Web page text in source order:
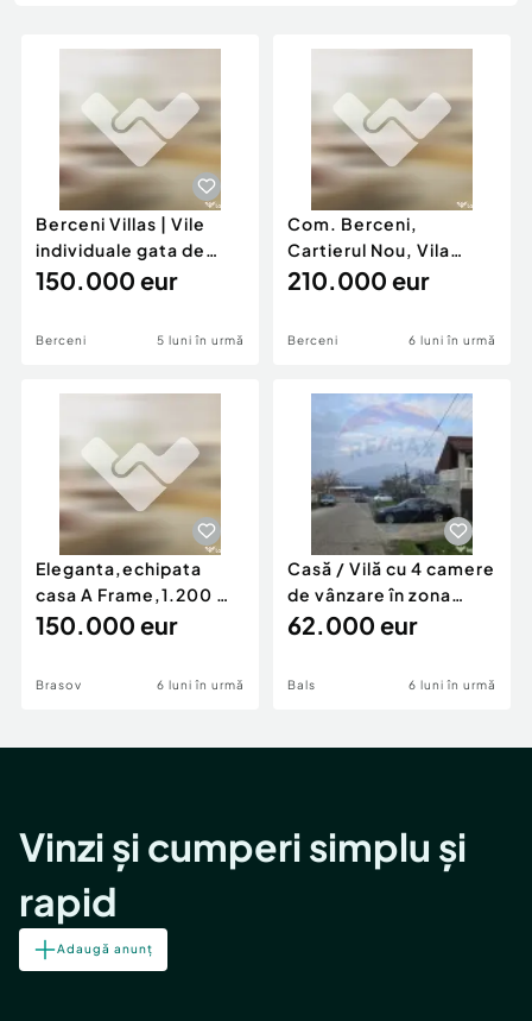
Afaceri și echipamente profesionale
Inchiriere Bunuri si Vehicule
Piese auto si accesorii
Berceni Villas | Vile
individuale gata de
mutare | Ansamblu
150.000 eur
Berceni 5 luni în urmă
Com. Berceni,
Cartierul Nou, Vila
Individuala
210.000 eur
Berceni 6 luni în urmă
Eleganta,echipata
casa A Frame,1.200 mp
teren,deschidere Pia
150.000 eur
Brasov 6 luni în urmă
Casă / Vilă cu 4 camere
de vânzare în zona
Periferie
62.000 eur
Bals 6 luni în urmă
Vinzi și cumperi simplu și
rapid
Adaugă anunț